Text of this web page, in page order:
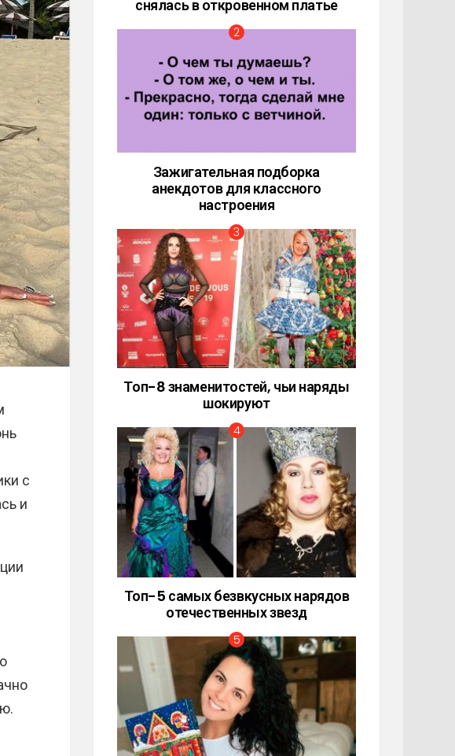
с
и
снялась в откровенном платье
Зажигательная подборка
анекдотов для классного
настроения
Топ-8 знаменитостей, чьи наряды
шокируют
Топ-5 самых безвкусных нарядов
отечественных звезд